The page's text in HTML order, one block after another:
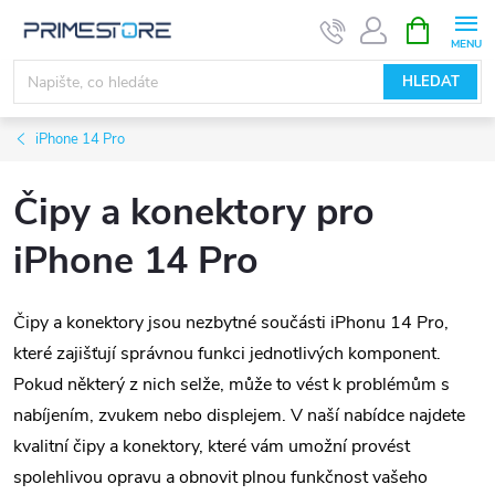
obsah
HLEDAT
NÁKUPNÍ
KOŠÍK
iPhone 14 Pro
Čipy a konektory pro
iPhone 14 Pro
Čipy a konektory jsou nezbytné součásti iPhonu 14 Pro,
které zajišťují správnou funkci jednotlivých komponent.
Pokud některý z nich selže, může to vést k problémům s
nabíjením, zvukem nebo displejem. V naší nabídce najdete
kvalitní čipy a konektory, které vám umožní provést
spolehlivou opravu a obnovit plnou funkčnost vašeho